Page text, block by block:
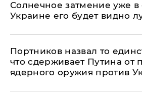
​Солнечное затмение уже в
Украине его будет видно
Портников назвал то
что сдерживает Путина от
ядерного оружия против